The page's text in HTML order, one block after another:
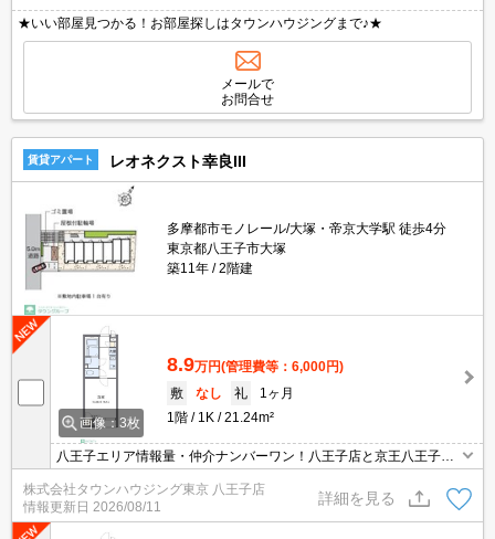
★いい部屋見つかる！お部屋探しはタウンハウジングまで♪★
メールで
お問合せ
賃貸アパート レオネクスト幸良III
多摩都市モノレール/大塚・帝京大学駅 徒歩4分
東京都八王子市大塚
築11年
2階建
画像：3枚
8.9万円(管理費等：6,000円)
敷
なし 礼
1ヶ月
1階
1K 21.24m²
八王子エリア情報量・仲介ナンバーワン！八王子店と京王八王子店
２店舗どちらでもご対応可能！
株式会社タウンハウジング東京 八王子店
情報更新日 2026/08/11
詳細を見る